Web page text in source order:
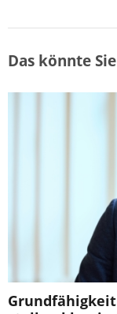
Das könnte